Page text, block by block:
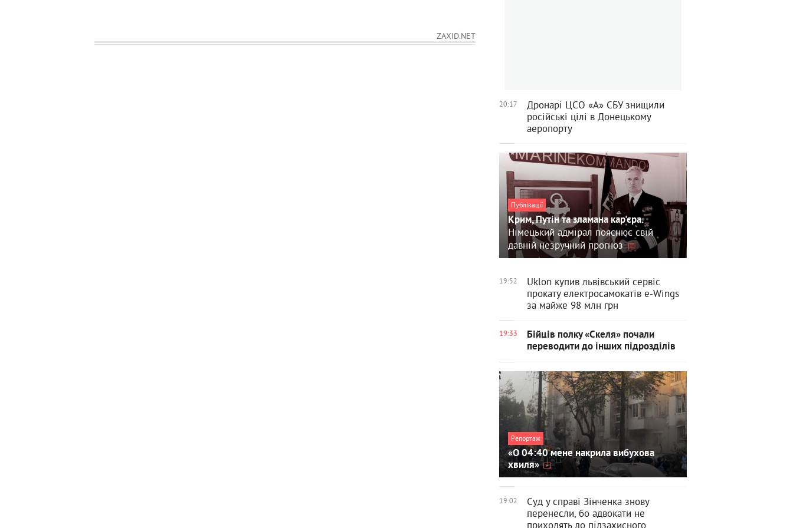
ZAXID.NET
20:17
Дронарі ЦСО «А» СБУ знищили
російські цілі в Донецькому
аеропорту
Публікації
Крим, Путін та зламана кар'єра.
Німецький адмірал пояснює свій
давній незручний прогноз
19:52
Uklon купив львівський сервіс
прокату електросамокатів e-Wings
за майже 98 млн грн
19:33
Бійців полку «Скеля» почали
переводити до інших підрозділів
Репортаж
«О 04:40 мене накрила вибухова
хвиля»
19:02
Суд у справі Зінченка знову
перенесли, бо адвокати не
приходять до підзахисного